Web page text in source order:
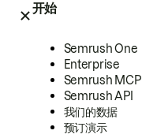
开始
Semrush One
Enterprise
Semrush MCP
Semrush API
我们的数据
预订演示